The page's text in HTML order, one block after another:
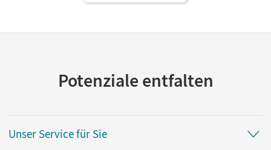
Potenziale entfalten
Unser Service für Sie